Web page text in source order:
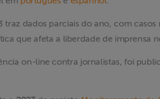
dados parciais do ano, com casos
que afeta a liberdade de imprensa
on-line contra jornalistas, foi